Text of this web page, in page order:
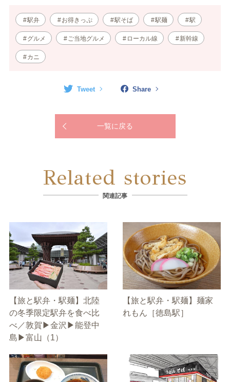
駅弁 お得きっぷ 駅そば 駅麺 駅
グルメ ご当地グルメ ローカル線 新幹線
カニ
Tweet Share
一覧に戻る
Related stories
関連記事
【旅と駅弁・駅麺】北陸
の冬季限定駅弁を食べ比
べ／敦賀▶金沢▶能登中
島▶富山（1）
【旅と駅弁・駅麺】麺家
れもん［徳島駅］